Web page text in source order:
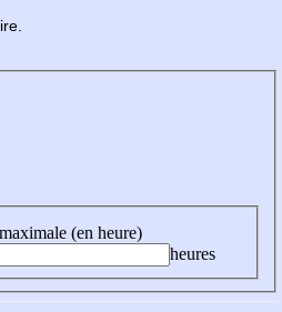
(en heure)
heures